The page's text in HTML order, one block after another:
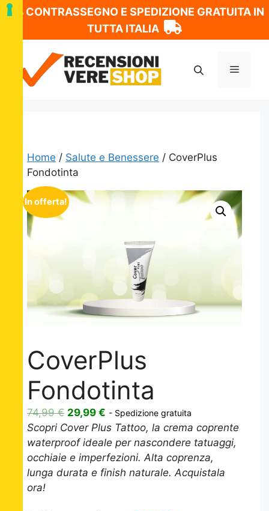
CONTRASSEGNO E SPEDIZIONE GRATUITA IN
TUTTA ITALIA
contenuto
Menu
Home / Salute e Benessere / CoverPlus
Fondotinta
In offerta!
CoverPlus
Fondotinta
74,99€ Il
prezzo
originale
era:
74,99 €.
29,99 € Il
prezzo
attuale
è:
29,99 €.
- Spedizione gratuita
Scopri Cover Plus Tattoo, la crema coprente
waterproof ideale per nascondere tatuaggi,
occhiaie e imperfezioni. Alta coprenza,
lunga durata e finish naturale. Acquistala
ora!